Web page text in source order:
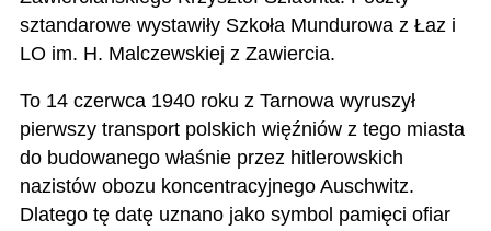
sztandarowe wystawiły Szkoła Mundurowa z Łaz i
LO im. H. Malczewskiej z Zawiercia.
To 14 czerwca 1940 roku z Tarnowa wyruszył
pierwszy transport polskich więźniów z tego miasta
do budowanego właśnie przez hitlerowskich
nazistów obozu koncentracyjnego Auschwitz.
Dlatego tę datę uznano jako symbol pamięci ofiar